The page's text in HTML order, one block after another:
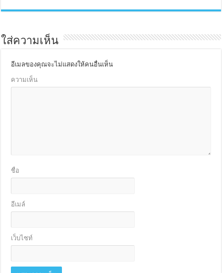
ใส่ความเห็น
อีเมลของคุณจะไม่แสดงให้คนอื่นเห็น
ความเห็น
ชื่อ
อีเมล์
เว็บไซท์